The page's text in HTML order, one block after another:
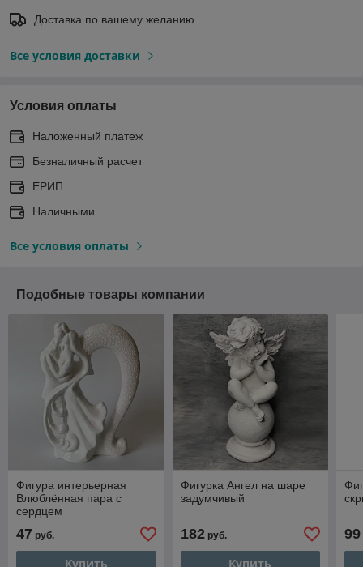
Доставка по вашему желанию
Все условия доставки
Условия оплаты
Наложенный платеж
Безналичный расчет
ЕРИП
Наличными
Все условия оплаты
Подобные товары компании
Фигура интерьерная
Влюблённая пара с
сердцем
47 руб.
Купить
Фигурка Ангел на шаре
задумчивый
182руб.
Купить
99